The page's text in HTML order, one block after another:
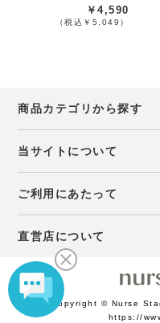
￥4,590
（税込￥5,049）
商品カテゴリから探す
当サイトについて
ご利用にあたって
直営店について
Copyright © Nurse
https://